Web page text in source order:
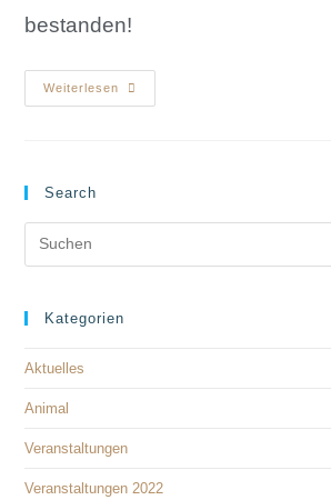
bestanden!
Weiterlesen
Search
Kategorien
Aktuelles
Animal
Veranstaltungen
Veranstaltungen 2022